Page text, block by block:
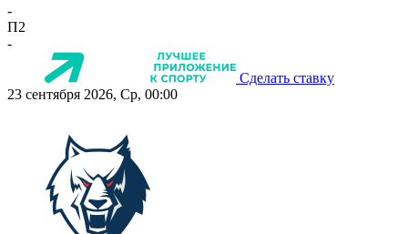
-
П2
-
Сделать ставку
23 сентября 2026, Ср, 00:00